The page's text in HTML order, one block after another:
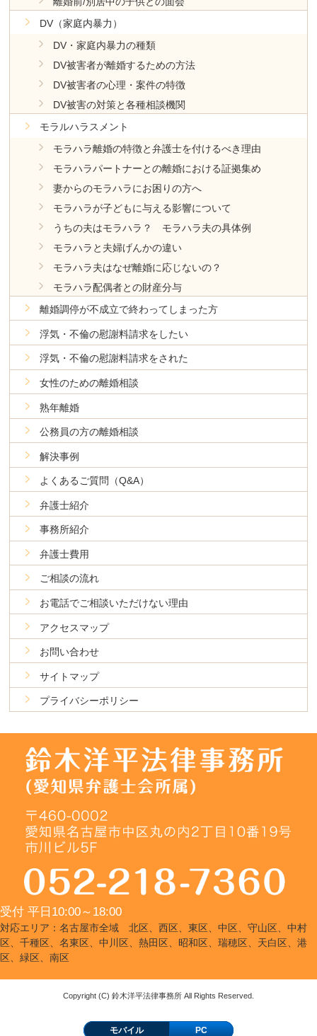
DV（家庭内暴力）
DV・家庭内暴力の種類
DV被害者が離婚するための方法
DV被害者の心理・案件の特徴
DV被害の対策と各種相談機関
モラルハラスメント
モラハラ離婚の特徴と弁護士を付けるべき理由
モラハラパートナーとの離婚における証拠集め
妻からのモラハラにお困りの方へ
モラハラが子どもに与える影響について
うちの夫はモラハラ？ モラハラ夫の具体例
モラハラと夫婦げんかの違い
モラハラ夫はなぜ離婚に応じないの？
モラハラ配偶者との財産分与
離婚調停が不成立で終わってしまった方
浮気・不倫の慰謝料請求をしたい
浮気・不倫の慰謝料請求をされた
女性のための離婚相談
熟年離婚
公務員の方の離婚相談
解決事例
よくあるご質問（Q&A）
弁護士紹介
事務所紹介
弁護士費用
ご相談の流れ
お電話でご相談いただけない理由
アクセスマップ
お問い合わせ
サイトマップ
プライバシーポリシー
受付 平日10:00～18:00
対応エリア：名古屋市全域 北区、西区、東区、中区、守山区、中村
区、千種区、名東区、中川区、熱田区、昭和区、瑞穂区、天白区、港
区、緑区、南区
Copyright (C) 鈴木洋平法律事務所 All Rights Reserved.
モバイル PC